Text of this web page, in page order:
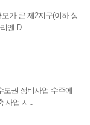
가 큰 제2지구(이하 성
엔 D..
도권 정비사업 수주에
사업 시..